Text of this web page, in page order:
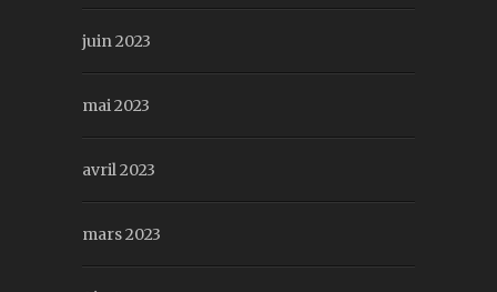
juin 2023
mai 2023
avril 2023
mars 2023